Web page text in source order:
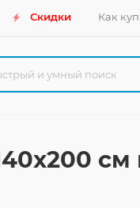
Скидки Как